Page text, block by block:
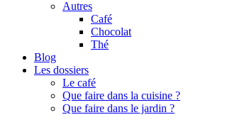
Autres
Café
Chocolat
Thé
Blog
Les dossiers
Le café
Que faire dans la cuisine ?
Que faire dans le jardin ?